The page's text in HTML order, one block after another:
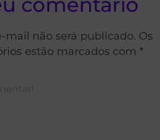
mail não será publicado. Os
estão marcados com *